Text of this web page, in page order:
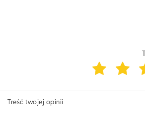
Treść twojej opinii